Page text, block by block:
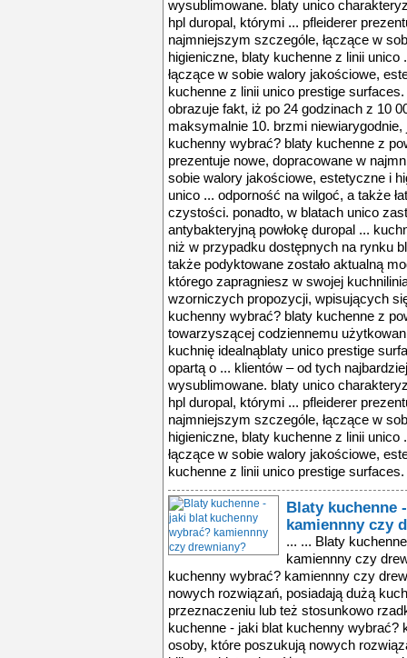
Blaty kuchenne
kamiennny czy
... ... Blaty kuchenne - jaki blat kuchenny wybrać? kamiennny czy drewniany? ... Blaty kuchenne - jaki blat kuchenny wybrać? kamiennny czy drewniany? ... Osoby, które poszukują nowych rozwiązań, posiadają dużą kuchnię z kilkoma blatami o różnym przeznaczeniu lub też stosunkowo rzadko korzystają czynnie ... blaty kuchenne - jaki blat kuchenny wybrać? kamiennny czy drewniany? ... osoby, które poszukują nowych rozwiązań, posiadają dużą kuchnię z kilkoma blatami o różnym przeznaczeniu lub też stosunkowo rzadko korzystają czynnie ze ... blat kuchenny to bardzo ważny element każdej kuchni. materiał, z którego będzie wykonany powinien być starannie dobrany, dobrze przemyślany i dopasowany ... osoby, które poszukują nowych rozwiązań, posiadają dużą kuchnię z kilkoma blatami o różnym przeznaczeniu lub też stosunkowo rzadko korzystają czynnie ze ... korzystają czynnie ze swojej kuchni mogą pozwolić sobie na zastosowanie w niej blatu ze szkła. blaty szklane najlepiej prezentują się w połączeniu z kamieniem ... być szary, białoróżowy, zielony, czerwony lub czarny. czy posiadanie blatu doskonałego jest możliwe? – według alberta kalety - blat będzie dla nas ... blaty kuchenne - jaki blat kuchenny wybrać? kamiennny czy drewniany? ... ze swojej kuchni mogą pozwolić sobie na zastosowanie w niej blatu ze szkła. blaty szklane najlepiej prezentują się w połączeniu z kamieniem lub drewnem ... kuchennych albert kaleta architekt firmy mebel rust. drewno uwodzi od wieków. blaty z tego materiału niewątpliwie mają swój urok, choć są trochę trudniejsze ... blaty kuchenne - jaki blat kuchenny wybrać? kamiennny czy drewniany? ... osoby, które poszukują nowych rozwiązań, posiadają dużą kuchnię z kilkoma blatami o różnym przeznaczeniu lub też stosunkowo rzadko korzystają czynnie ze ... blat kuchenny to bardzo ważny element każdej kuchni. materiał, z którego będzie wykonany powinien być starannie dobrany, dobrze przemyślany i dopasowany ... osoby, które poszukują nowych rozwiązań, posiadają dużą kuchnię z kilkoma blatami o różnym przeznaczeniu lub też stosunkowo rzadko korzystają czynnie ze ... korzystają czynnie ze swojej kuchni mogą pozwolić sobie na zastosowanie w niej blatu ze szkła. blaty szklane najlepiej prezentują się w połączeniu z kamieniem ... być szary, białoróżowy, zielony, czerwony lub czarny. czy posiadanie blatu doskonałego jest możliwe? – według alberta kalety - blat będzie dla nas ... blaty kuchenne - jaki blat kuchenny wybrać? kamiennny czy drewniany? ... ze swojej kuchni mogą pozwolić sobie na zastosowanie w niej blatu ze szkła. blaty szklane najlepiej prezentują się w połączeniu z kamieniem lub drewnem ... kuchennych albert kaleta architekt firmy mebel rust. drewno uwodzi od wieków. blaty z tego materiału niewątpliwie mają swój urok, choć są trochę trudniejsze ... blaty kuchenne - jaki blat kuchenny wybrać? kamiennny czy drewniany? ... osoby, które poszukują nowych rozwiązań, posiadają dużą kuchnię z kilkoma blatami o różnym przeznaczeniu lub też stosunkowo rzadko korzystają czynnie ze ... blat kuchenny to bardzo ważny element każdej kuchni. materiał, z którego będzie wykonany powinien być starannie dobrany, dobrze przemyślany i dopasowany ... osoby, które poszukują nowych rozwiązań, posiadają dużą kuchnię z kilkoma blatami o różnym przeznaczeniu lub też stosunkowo rzadko korzystają czynnie ze ... korzystają czynnie ze swojej kuchni mogą pozwolić sobie na zastosowanie w niej blatu ze szkła. blaty szklane najlepiej prezentują się w połączeniu z kamieniem ... być szary, białoróżowy, zielony, czerwony lub czarny. czy posiadanie blatu doskonałego jest możliwe? – według alberta kalety - blat będzie dla nas ... blaty kuchenne - jaki blat kuchenny wybrać? kamiennny czy drewniany? ... ze swojej kuchni mogą pozwolić sobie na zastosowanie w niej blatu ze szkła. blaty szklane najlepiej prezentują się w połączeniu z kamieniem lub drewnem ...